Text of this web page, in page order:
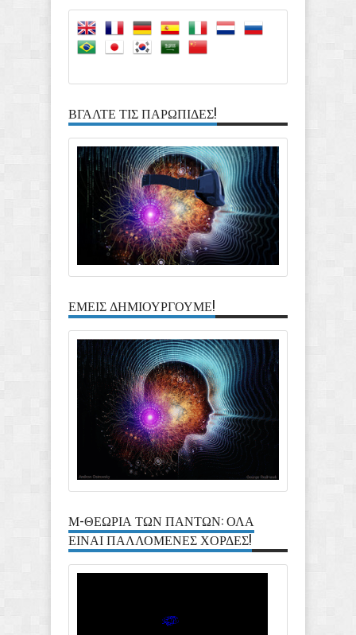
ΣΚΕΠΤΟΜΑΣΤΕ!Rating:5Reviewed By:Ioannis
Davros
ΒΓΑΛΤΕ ΤΙΣ ΠΑΡΩΠΙΔΕΣ!
ΕΜΕΙΣ ΔΗΜΙΟΥΡΓΟΥΜΕ!
Μ-ΘΕΩΡΙΑ ΤΩΝ ΠΑΝΤΩΝ: ΟΛΑ
ΕΙΝΑΙ ΠΑΛΛΟΜΕΝΕΣ ΧΟΡΔΕΣ!